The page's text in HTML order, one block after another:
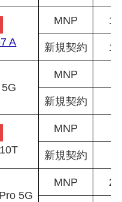
A
MNP
新規契約
MNP
新規契約
MNP
新規契約
5G
MNP